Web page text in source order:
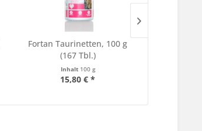
Fortan Taurinetten, 100 g
(167 Tbl.)
Inhalt 100 g
15,80 € *